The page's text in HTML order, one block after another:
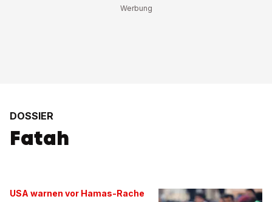
DOSSIER
Fatah
USA warnen vor Hamas-Rache